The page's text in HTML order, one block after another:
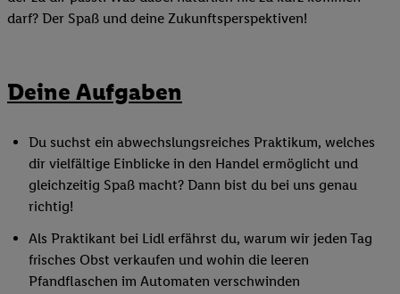
darf? Der Spaß und deine Zukunftsperspektiven!
Deine Aufgaben
Du suchst ein abwechslungsreiches Praktikum, welches
dir vielfältige Einblicke in den Handel ermöglicht und
gleichzeitig Spaß macht? Dann bist du bei uns genau
richtig!
Als Praktikant bei Lidl erfährst du, warum wir jeden Tag
frisches Obst verkaufen und wohin die leeren
Pfandflaschen im Automaten verschwinden